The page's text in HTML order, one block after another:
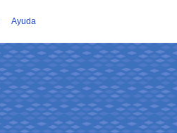
Ayuda